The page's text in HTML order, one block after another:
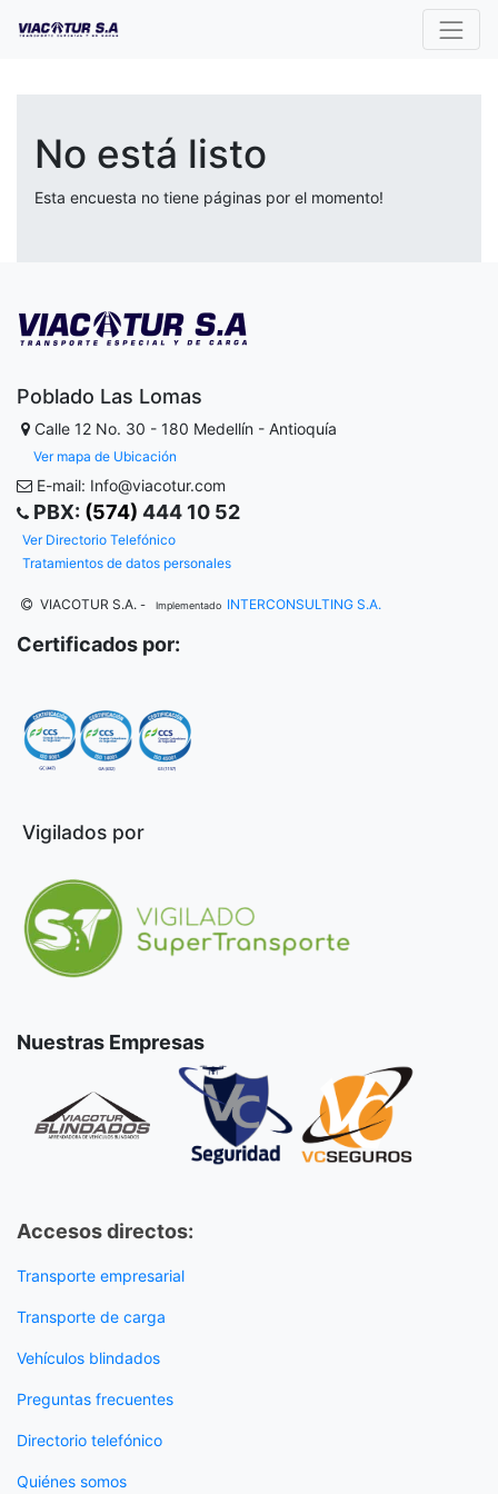
No está listo
Esta encuesta no tiene páginas por el momento!
Poblado Las Lomas
Calle 12 No. 30 - 180 Medellín - Antioquía
Ver mapa de Ubicación
E-mail: Info@viacotur.com
PBX: (574) 444 10 52
Ver Directorio Telefónico
Tratamientos de datos personales
VIACOTUR S.A. - Implementado INTERCONSULTING S.A.
Certificados por:
Vigilados por
Nuestras Empresas
Accesos directos:
Transporte empresarial
Transporte de carga
Vehículos blindados
Preguntas frecuentes
Directorio telefónico
Quiénes somos